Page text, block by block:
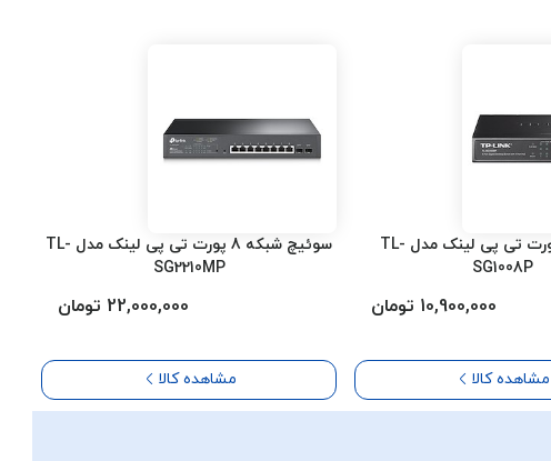
سوئیچ 8 پورت تی پی لینک مدل TL-
SG1008P
10,900,000 تومان
مشاهده کالا
سوئیچ شبکه 8 پورت تی پی لینک مدل TL-
SG2210MP
22,000,000 تومان
مشاهده کالا